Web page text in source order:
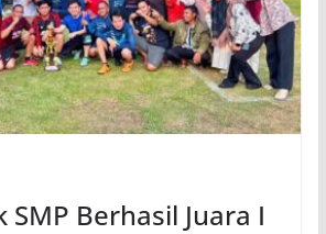
SMP Berhasil Juara I